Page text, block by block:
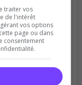
joueurs
traiter vos
de l'intérêt
vos options
page ou dans
consentement